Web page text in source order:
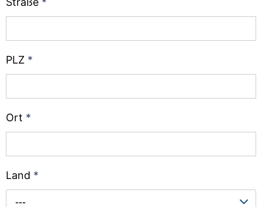
PLZ *
Ort *
Land *
---